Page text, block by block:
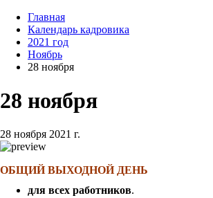
Главная
Календарь кадровика
2021 год
Ноябрь
28 ноября
28 ноября
28 ноября 2021 г.
ОБЩИЙ ВЫХОДНОЙ ДЕНЬ
для всех работников.